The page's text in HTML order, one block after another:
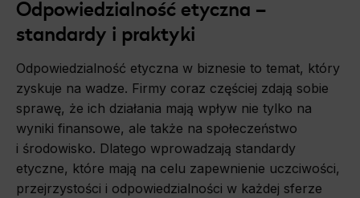
Odpowiedzialność etyczna –
standardy i praktyki
Odpowiedzialność etyczna w biznesie to temat, który
zyskuje na wadze. Firmy coraz częściej zdają sobie
sprawę, że ich działania mają wpływ nie tylko na
wyniki finansowe, ale także na społeczeństwo
i środowisko. Dlatego wprowadzają standardy
etyczne, które mają na celu zapewnienie uczciwości,
przejrzystości i odpowiedzialności w każdej sferze